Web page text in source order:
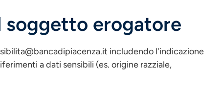
soggetto erogatore
includendo l'indicazione
a dati sensibili (es. origine razziale,